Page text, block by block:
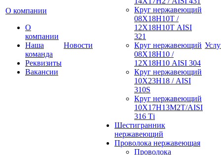
О компании
О
компании
Наша
команда
Реквизиты
Вакансии
Новости
Круг нержавеющий
08Х18Н10Т /
12Х18Н10Т AISI
321
Круг нержавеющий
08Х18Н10 /
12Х18Н10 AISI 304
Круг нержавеющий
10Х23Н18 / AISI
310S
Круг нержавеющий
10Х17Н13М2Т/AISI
316 Тi
Шестигранник
нержавеющий
Проволока нержавеющая
Проволока